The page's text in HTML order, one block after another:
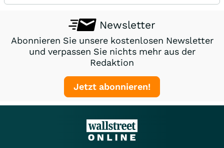
Newsletter
Abonnieren Sie unsere kostenlosen Newsletter
und verpassen Sie nichts mehr aus der
Redaktion
Jetzt abonnieren!